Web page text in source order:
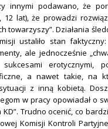
innymi podawano, że
12 lat), że prowadzi
towarzyszy”. Działania
ustaliło stan faktyczny:
ale jednocześnie
erotycznymi,
a nawet takie, na
z inną kobietą.
w pracy opowiadał o
Trudno ocenić, co
Komisji Kontroli